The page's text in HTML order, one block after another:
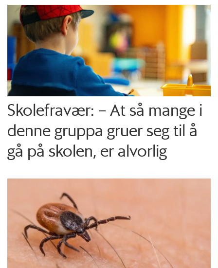
Skolefravær: – At så mange i
denne gruppa gruer seg til å
gå på skolen, er alvorlig